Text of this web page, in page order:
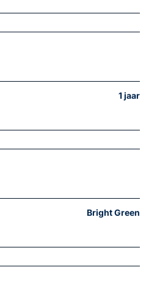
1 jaar
Bright Green